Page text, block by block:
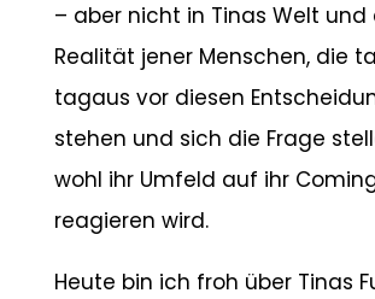
– aber nicht in Tinas Welt und
Realität jener Menschen, die
tagaus vor diesen
stehen und sich die Frage
wohl ihr Umfeld auf ihr
reagieren wird.
Heute bin ich froh über Tinas